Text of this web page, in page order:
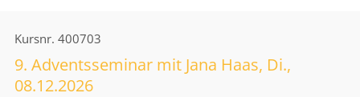
Kursnr. 400703
9. Adventsseminar mit Jana Haas, Di.,
08.12.2026